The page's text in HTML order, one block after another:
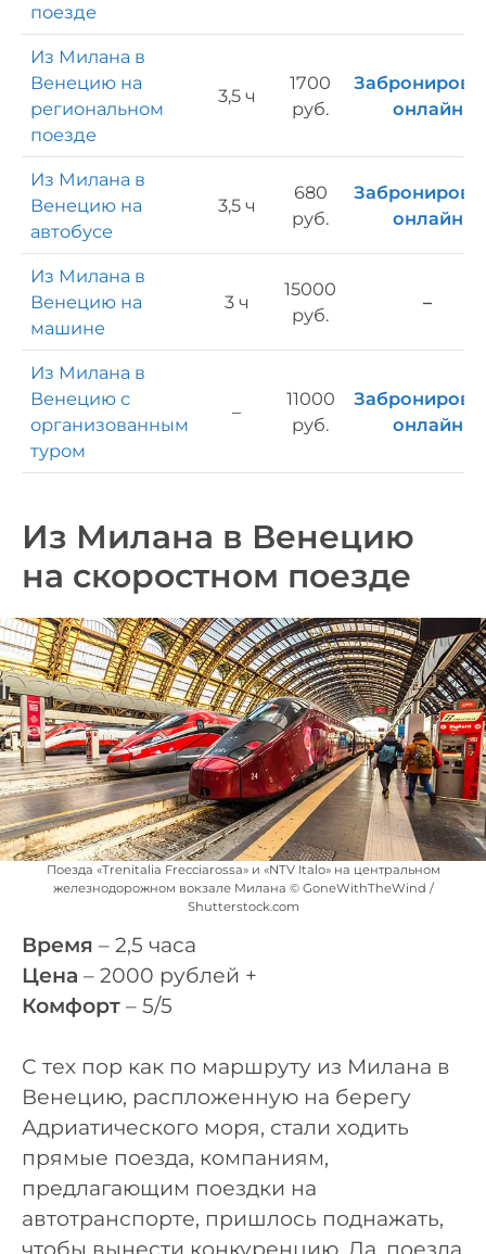
поезде
Из Милана в
Венецию на
региональном
поезде
3,5 ч
1700
руб.
онлайн
Из Милана в
Венецию на
автобусе
3,5 ч
680
руб.
онлайн
Из Милана в
Венецию на
машине
3 ч
15000
руб.
–
Из Милана в
Венецию с
организованным
туром
–
11000
руб.
онлайн
Из Милана в Венецию
на скоростном поезде
Поезда «Trenitalia Frecciarossa» и «NTV Italo» на центральном
железнодорожном вокзале Милана © GoneWithTheWind /
Shutterstock.com
Время – 2,5 часа
Цена – 2000 рублей +
Комфорт – 5/5
С тех пор как по маршруту из Милана в
Венецию, распложенную на берегу
Адриатического моря, стали ходить
прямые поезда, компаниям,
предлагающим поездки на
автотранспорте, пришлось поднажать,